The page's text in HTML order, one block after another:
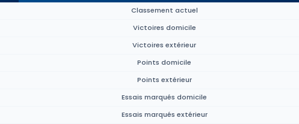
Classement actuel
Victoires domicile
Victoires extérieur
Points domicile
Points extérieur
Essais marqués domicile
Essais marqués extérieur